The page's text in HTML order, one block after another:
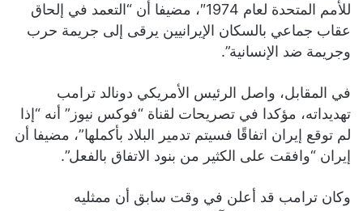
للأمم المتحدة لعام 1974″، مضيفا أن “التعمد في إلحاق
عقاب جماعي بالسكان الإيرانيين يرقى إلى جريمة حرب
وجريمة ضد الإنسانية”.
في المقابل، واصل الرئيس الأمريكي دونالد ترامب
تهديداته، مؤكدا في تصريحات لقناة “فوكس نيوز” أنه “إذا
لم توقع إيران اتفاقًا فسيتم تدمير البلاد بأكملها”، مضيفا أن
إيران “وافقت على الكثير من بنود الاتفاق بالفعل”.
وكان ترامب قد أعلن في وقت سابق أن ممثليه